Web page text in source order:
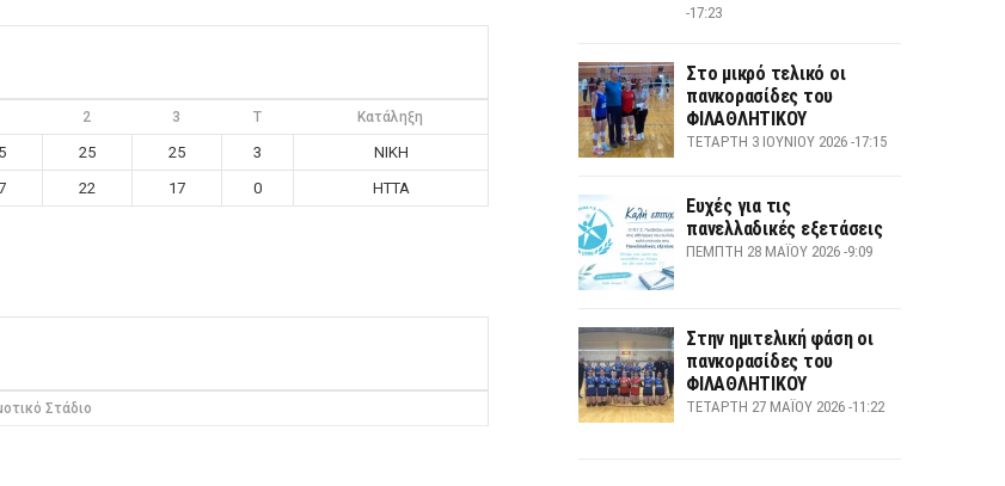
2 3 T Κατάληξη
25 25 3
ΝΙΚΗ
22 17 0 ΗΤΤΑ
Στάδιο
-17:23
Στο μικρό τελικό οι
πανκορασίδες του
ΦΙΛΑΘΛΗΤΙΚΟΥ
ΤΕΤΆΡΤΗ 3 ΙΟΥΝΊΟΥ 2026 -17:15
Ευχές για τις
πανελλαδικές εξετάσεις
ΠΈΜΠΤΗ 28 ΜΑΪ́ΟΥ 2026 -9:09
Στην ημιτελική φάση οι
πανκορασίδες του
ΦΙΛΑΘΛΗΤΙΚΟΥ
ΤΕΤΆΡΤΗ 27 ΜΑΪ́ΟΥ 2026 -11:22